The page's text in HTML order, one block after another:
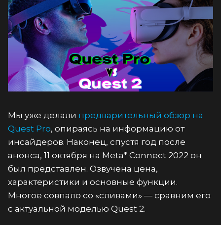
Мы уже делали предварительный обзор на
Quest Pro, опираясь на информацию от
инсайдеров. Наконец, спустя год после
анонса, 11 октября на Meta* Connect 2022 он
был представлен. Озвучена цена,
характеристики и основные функции.
Многое совпало со «сливами» — сравним его
с актуальной моделью Quest 2.